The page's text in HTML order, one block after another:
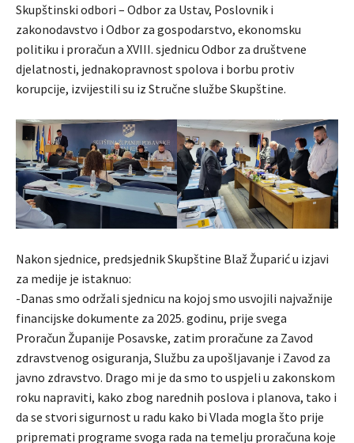
Skupštinski odbori – Odbor za Ustav, Poslovnik i
zakonodavstvo i Odbor za gospodarstvo, ekonomsku
politiku i proračun a XVIII. sjednicu Odbor za društvene
djelatnosti, jednakopravnost spolova i borbu protiv
korupcije, izvijestili su iz Stručne službe Skupštine.
Nakon sjednice, predsjednik Skupštine Blaž Župarić u izjavi
za medije je istaknuo:
-Danas smo održali sjednicu na kojoj smo usvojili najvažnije
financijske dokumente za 2025. godinu, prije svega
Proračun Županije Posavske, zatim proračune za Zavod
zdravstvenog osiguranja, Službu za upošljavanje i Zavod za
javno zdravstvo. Drago mi je da smo to uspjeli u zakonskom
roku napraviti, kako zbog narednih poslova i planova, tako i
da se stvori sigurnost u radu kako bi Vlada mogla što prije
pripremati programe svoga rada na temelju proračuna koje